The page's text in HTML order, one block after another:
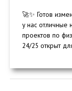
🚀✨ Готов
у нас отличные
проектов по
24/25 открыт